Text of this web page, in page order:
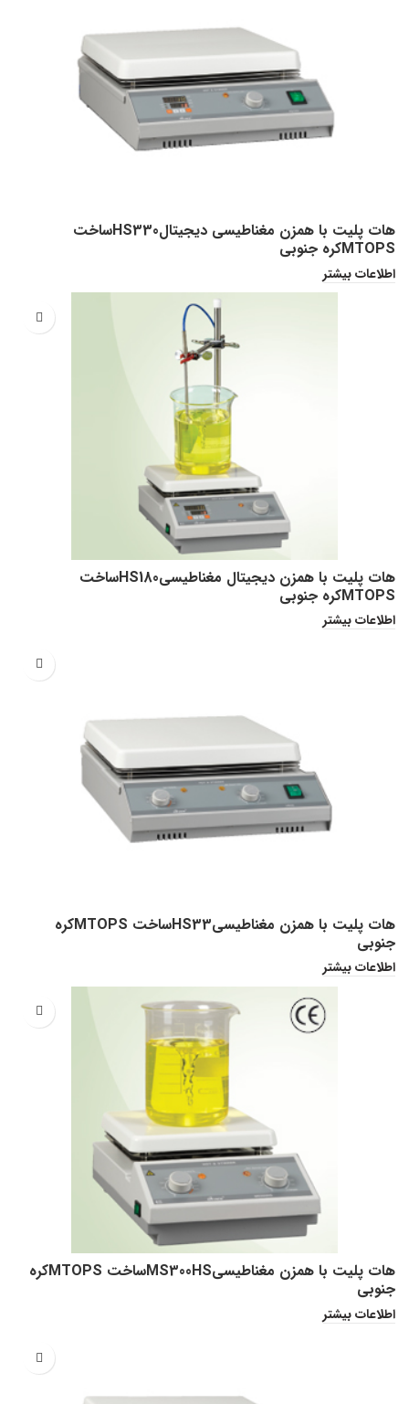
هات پلیت با همزن مغناطیسی دیجیتالHS330ساخت
MTOPSکره جنوبی
اطلاعات بیشتر
هات پلیت با همزن دیجیتال مغناطیسیHS180ساخت
MTOPSکره جنوبی
اطلاعات بیشتر
هات پلیت با همزن مغناطیسیHS33ساخت MTOPSکره
جنوبی
اطلاعات بیشتر
هات پلیت با همزن مغناطیسیMS300HSساخت MTOPSکره
جنوبی
اطلاعات بیشتر